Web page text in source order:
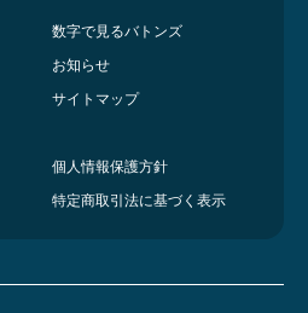
数字で見るバトンズ
お知らせ
サイトマップ
個人情報保護方針
特定商取引法に基づく表示